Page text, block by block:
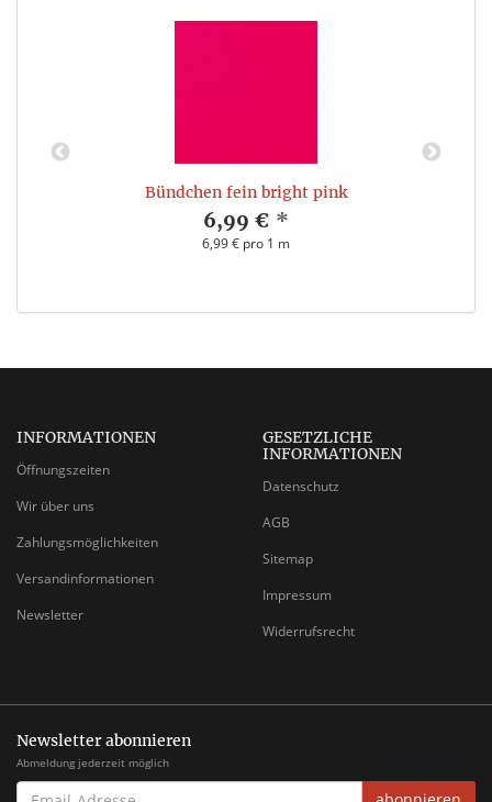
Bündchen fein bright pink
6,99 € *
6,99 € pro 1 m
INFORMATIONEN
Öffnungszeiten
Wir über uns
Zahlungsmöglichkeiten
Versandinformationen
Newsletter
GESETZLICHE
INFORMATIONEN
Datenschutz
AGB
Sitemap
Impressum
Widerrufsrecht
Newsletter abonnieren
Abmeldung jederzeit möglich
EMAIL-